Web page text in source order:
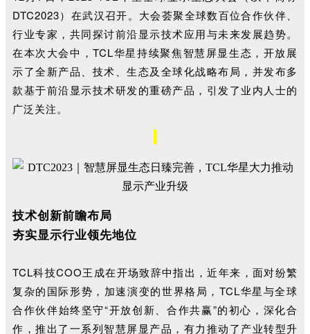
DTC2023）在武汉召开。大会荟聚全球数百位合作伙伴、
行业专家，共同探讨前沿显示技术应用与未来发展趋势。
在本次大会中，TCL华星持续聚焦智慧屏显生态，开放展
示了全新产品、技术、生态及全球化战略布局，并发布多
款基于前沿显示技术研发的重磅产品，引发了业内人士的
广泛关注。
技术创新前瞻布局
夯实显示行业领先地位
TCL科技COO王成在开场致辞中指出，近年来，面对纷繁
复杂的国际形势，加速演变的世界格局，TCL华星与全球
合作伙伴始终坚守“开放创新、合作共赢”的初心，深化合
作，推出了一系列智慧屏显产品，有力推动了产业转型升